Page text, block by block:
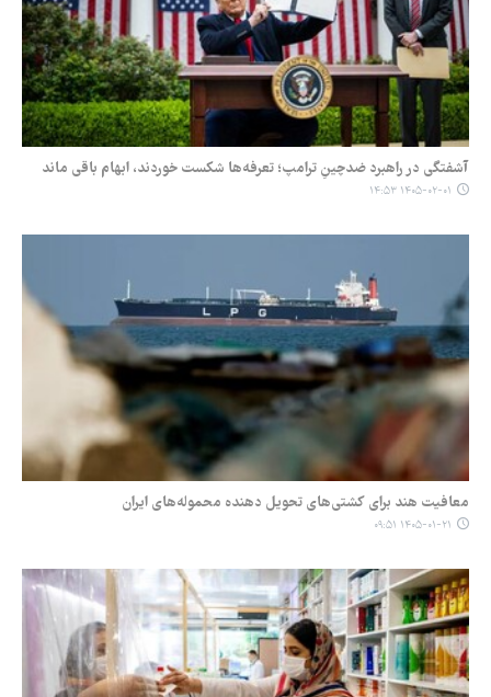
آشفتگی در راهبرد ضدچینِ ترامپ؛ تعرفه‌ها شکست خوردند، ابهام باقی ماند
۱۴۰۵-۰۲-۰۱ ۱۴:۵۳
معافیت هند برای کشتی‌های تحویل دهنده محموله‌های ایران
۱۴۰۵-۰۱-۲۱ ۰۹:۵۱